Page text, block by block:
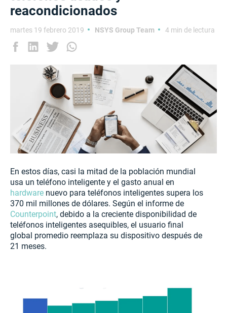
reacondicionados
martes 19 febrero 2019 NSYS Group Team 4 min de lectura
En estos días, casi la mitad de la población mundial
usa un teléfono inteligente y el gasto anual en
hardware nuevo para teléfonos inteligentes supera los
370 mil millones de dólares. Según el informe de
Counterpoint, debido a la creciente disponibilidad de
teléfonos inteligentes asequibles, el usuario final
global promedio reemplaza su dispositivo después de
21 meses.